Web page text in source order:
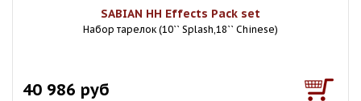
SABIAN HH Effects Pack set
Набор тарелок (10`` Splash,18`` Chinese)
40 986 руб